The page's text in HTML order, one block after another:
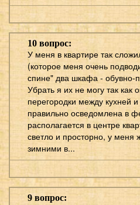
10 вопрос:
У меня в квартире так
(которое меня очень
спине" два шкафа - обувно-
Убрать я их не могу так как
перегородки между кухней
правильно осведомлена в
располагается в центре
светло и просторно, у
зимними в...
9 вопрос: